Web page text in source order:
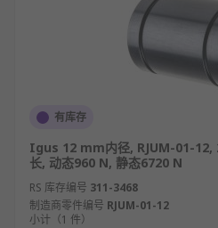
有库存
Igus 12 mm内径, RJUM-01-
长, 动态960 N, 静态6720 N
RS 库存编号 311-3468
制造商零件编号 RJUM-01-12
小计（1 件）